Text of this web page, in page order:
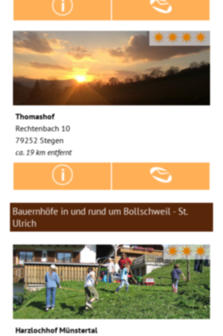
✷✷✷✷
Thomashof
Rechtenbach 10
79252 Stegen
ca. 19 km entfernt
Bauernhöfe in und rund um Bollschweil - St.
Ulrich
✷✷✷
Harzlochhof Münstertal